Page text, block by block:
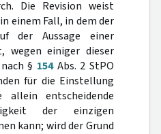
Die Revision weist
einem Fall, in dem der
der Aussage einer
wegen einiger dieser
§ 154Abs. 2 StPO
für die Einstellung
allein entscheidende
der einzigen
kann; wird der Grund